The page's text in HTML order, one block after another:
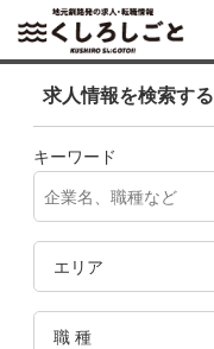
求人情報を検索する
キーワード
エリア
職 種